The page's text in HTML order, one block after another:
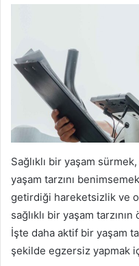
Sağlıklı bir yaşam
yaşam tarzını
getirdiği hareketsizlik ve
sağlıklı bir yaşam
İşte daha aktif bir yaşam
şekilde egzersiz yapmak